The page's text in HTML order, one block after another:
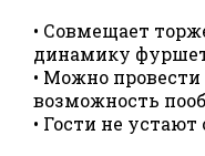
• Совмещает
динамику
• Можно
возможность
• Гости не